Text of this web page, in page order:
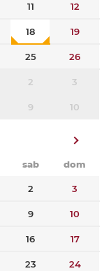
11 12
18 19
25 26
2 3
9 10
sab dom
2 3
9 10
16 17
23 24